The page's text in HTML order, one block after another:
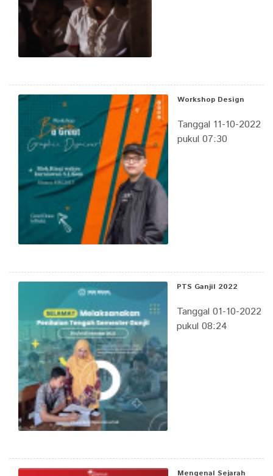
Workshop Design
Tanggal 11-10-2022
pukul 07:30
PTS Ganjil 2022
Tanggal 01-10-2022
pukul 08:24
Mengenal Sejarah